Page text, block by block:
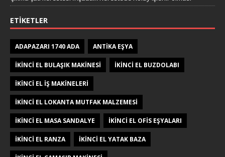
2.EL AKÜLÜ DARBELİ SOMUN SIKMA MİLWAUKEE M18 ONEFHIWF1-
802X ONE-KEY 1
İyi durumda HP LaserJet Pro M102W G3Q35A Wi-Fi Mono Lazer
Yazıcı
Hurda kağıt toptan 1 Ton KAĞIT Ne Kazandırır? 177 Kg Sera Gazı
Çıkma karavan kasası Alkovenli (Yapma Kasa). YAZA HAZIR FORD
2+1 KARAVAN
ikinci el Yeni Nesil Araç Buzdolabı 50LT Çift Bölmeli az kullanıldı
sapasağlam ürün
Çıkma çatı kerestesi İnşaatlık Kerestede​​ Kolay işlenir olması
ETIKETLER